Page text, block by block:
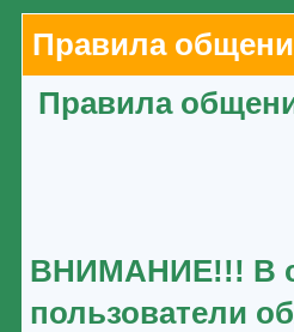
Правила
Правила
ВНИМАНИЕ!!! В
пользователи